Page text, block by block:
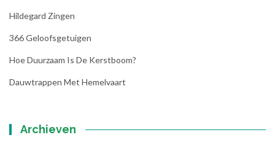
Hildegard Zingen
366 Geloofsgetuigen
Hoe Duurzaam Is De Kerstboom?
Dauwtrappen Met Hemelvaart
Archieven